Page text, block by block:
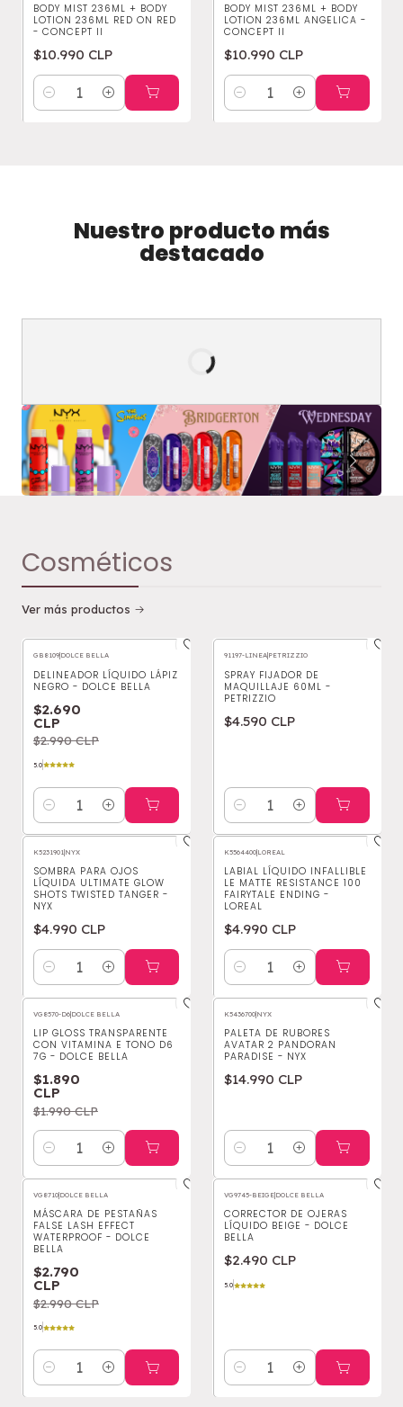
BODY MIST 236ML + BODY
LOTION 236ML RED ON RED
- CONCEPT II
$10.990 CLP
Cantidad
BODY MIST 236ML + BODY
LOTION 236ML ANGELICA -
CONCEPT II
$10.990 CLP
Cantidad
Nuestro producto más
destacado
Cosméticos
Ver más productos
-10% OFF
GB8109|DOLCE BELLA
DELINEADOR LÍQUIDO LÁPIZ
NEGRO - DOLCE BELLA
$2.690
CLP
$2.990 CLP
5.0
Cantidad
91197-LINEA|PETRIZZIO
SPRAY FIJADOR DE
MAQUILLAJE 60ML -
PETRIZZIO
$4.590 CLP
Cantidad
K5231901|NYX
SOMBRA PARA OJOS
LÍQUIDA ULTIMATE GLOW
SHOTS TWISTED TANGER -
NYX
$4.990 CLP
Cantidad
K5564400|LOREAL
LABIAL LÍQUIDO INFALLIBLE
LE MATTE RESISTANCE 100
FAIRYTALE ENDING -
LOREAL
$4.990 CLP
Cantidad
-5%OFF
VG8570-D6|DOLCE BELLA
LIP GLOSS TRANSPARENTE
CON VITAMINA E TONO D6
7G - DOLCE BELLA
$1.890
CLP
$1.990 CLP
Cantidad
K5436700|NYX
PALETA DE RUBORES
AVATAR 2 PANDORAN
PARADISE - NYX
$14.990 CLP
Cantidad
-7% OFF
VG8710|DOLCE BELLA
MÁSCARA DE PESTAÑAS
FALSE LASH EFFECT
WATERPROOF - DOLCE
BELLA
$2.790
CLP
$2.990 CLP
5.0
Cantidad
VG9745-BEIGE|DOLCE BELLA
CORRECTOR DE OJERAS
LÍQUIDO BEIGE - DOLCE
BELLA
$2.490 CLP
5.0
Cantidad